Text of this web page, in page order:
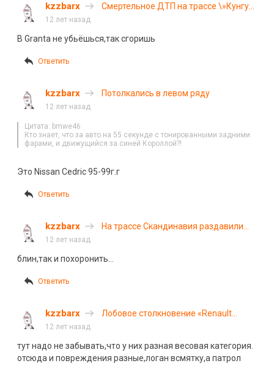
kzzbarx
Смертельное ДТП на трассе \»Кунгур
12 лет назад
В Granta не убьёшься,так сгоришь
Ответить
kzzbarx Потолкались в левом ряду
12 лет назад
Цитата: bmwe46
Кто знает, что за авто на 55 секунде с тонированными задними
фарами, и движущийся за синей Короллой?!
Это Nissan Cedric 95-99г.г
Ответить
kzzbarx
На трассе Скандинавия раздавили
12 лет назад
блин,так и похоронить…
Ответить
kzzbarx
Лобовое столкновение «Renault
12 лет назад
тут надо не забывать,что у них разная весовая категория.
отсюда и повреждения разные,логан всмятку,а патрол